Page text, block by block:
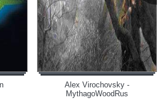
Alex Virochovsky -
MythagoWoodRus